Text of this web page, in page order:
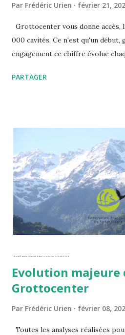
Par Frédéric Urien février 21,
Grottocenter vous donne accès,
000 cavités. Ce n'est qu'un début,
engagement ce chiffre évolue
PARTAGER
Evolution majeure
Grottocenter
Par Frédéric Urien février 08,
Toutes les analyses réalisées